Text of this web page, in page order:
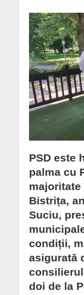
PSD este
palma cu
Bistrița,
Suciu,
condiții,
asigurată
doi de la